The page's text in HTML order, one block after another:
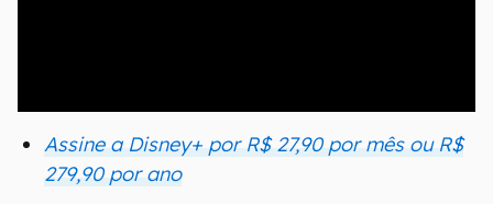
Assine a Disney+ por R$ 27,90 por mês ou R$
279,90 por ano